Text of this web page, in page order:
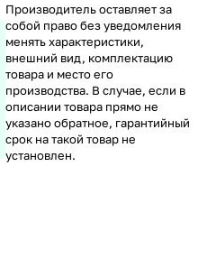
Производитель оставляет за
собой право без уведомления
менять характеристики,
внешний вид, комплектацию
товара и место его
производства. В случае, если в
описании товара прямо не
указано обратное, гарантийный
срок на такой товар не
установлен.